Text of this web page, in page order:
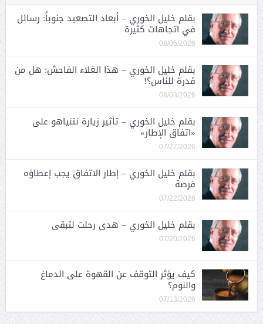
بقلم خليل الخوري – أبعاد التصعيد جنوباً: رسائل
في اتجاهات كثيرة
08/06/2026
بقلم خليل الخوري – هذا الغلاء الفاحش: هل من
قدرة للناس؟!
08/03/2026
بقلم خليل الخوري – تأثير زيارة نتنياهو على
«اتفاق الإطار»
07/27/2026
بقلم خليل الخوري – إطار الاتفاق يجب إعطاؤه
فرصة
07/22/2026
بقلم خليل الخوري – هدى رحلت لتبقى
07/20/2026
كيف يؤثر التوقف عن القهوة على الدماغ
والنوم؟
07/13/2026